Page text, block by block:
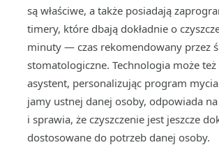
są właściwe, a także posiadają
timery, które dbają dokładnie o
minuty — czas rekomendowany przez
stomatologiczne. Technologia może też
asystent, personalizując program
jamy ustnej danej osoby, odpowiada
i sprawia, że czyszczenie jest jeszcze
dostosowane do potrzeb danej osoby.